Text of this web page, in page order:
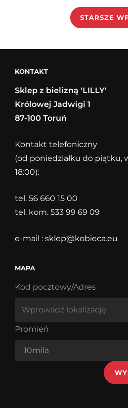
STARSZE
KONTAKT
Sklep z bielizną 'LILLY'
Królowej Jadwigi 1
87-100 Toruń
Kontakt telefoniczny
(od poniedziałku do piątku,
18:00):
tel. 56 660 15 00
tel. kom. 533 99 69 09
e-mail : sklep@kobieca.eu
MAPA
Kod pocztowy/Adres
Promień